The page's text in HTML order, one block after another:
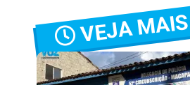
VEJA MAIS